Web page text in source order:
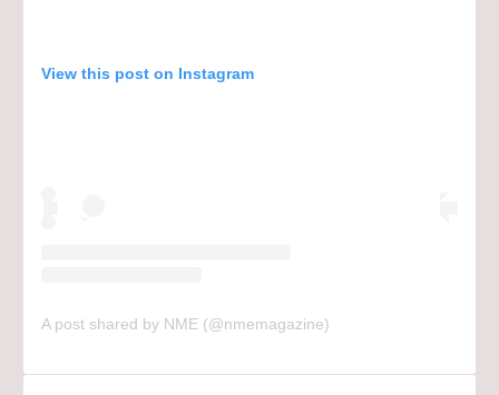
View this post on Instagram
A post shared by NME (@nmemagazine)